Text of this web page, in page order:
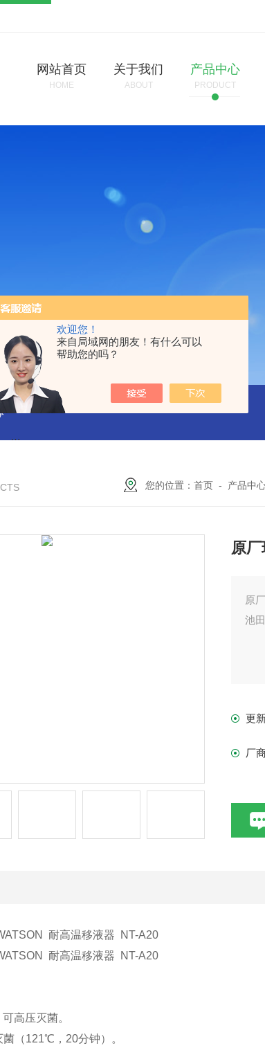
欢迎您！
来自局域网的朋友！有什么可以
帮助您的吗？
网站首页
HOME
关于我们
ABOUT
产品中心
PRODUCT
AGB-K-0.2-C01-H03池田屋！！TORAY东丽 TZP
您的位置：首页 - 产品中
原
原
池
更
厂
耐高温移液器 NT-A20
耐高温移液器 NT-A20
高压灭菌。
（121℃，20分钟）。